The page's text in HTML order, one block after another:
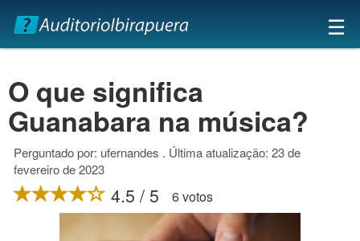
×
☰
O que significa
Guanabara na música?
Perguntado por: ufernandes . Última atualização: 23 de
fevereiro de 2023
4.5 / 5 6 votos